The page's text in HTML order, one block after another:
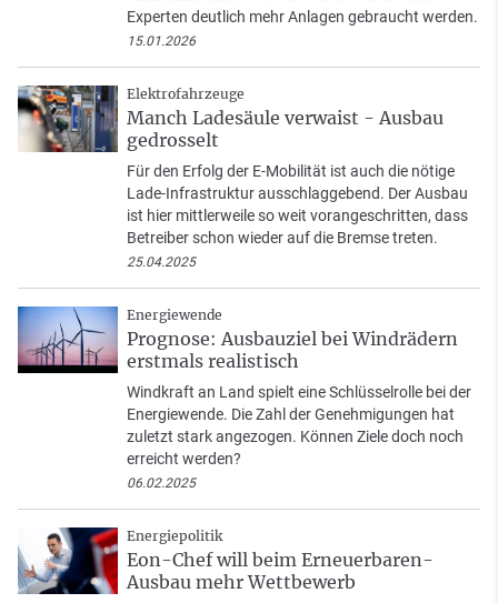
Experten deutlich mehr Anlagen gebraucht werden.
15.01.2026
Elektrofahrzeuge
Manch Ladesäule verwaist - Ausbau
gedrosselt
Für den Erfolg der E-Mobilität ist auch die nötige
Lade-Infrastruktur ausschlaggebend. Der Ausbau
ist hier mittlerweile so weit vorangeschritten, dass
Betreiber schon wieder auf die Bremse treten.
25.04.2025
Energiewende
Prognose: Ausbauziel bei Windrädern
erstmals realistisch
Windkraft an Land spielt eine Schlüsselrolle bei der
Energiewende. Die Zahl der Genehmigungen hat
zuletzt stark angezogen. Können Ziele doch noch
erreicht werden?
06.02.2025
Energiepolitik
Eon-Chef will beim Erneuerbaren-
Ausbau mehr Wettbewerb